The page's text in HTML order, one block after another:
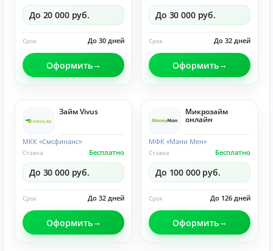
До 20 000 руб.
До 30 дней
Срок
Оформить
До 30 000 руб.
До 32 дней
Срок
Оформить
Займ Vivus
МКК «Смсфинанс»
Бесплатно
Ставка
До 30 000 руб.
До 32 дней
Срок
Оформить
Микрозайм
онлайн
МФК «Мани Мен»
Бесплатно
Ставка
До 100 000 руб.
До 126 дней
Срок
Оформить